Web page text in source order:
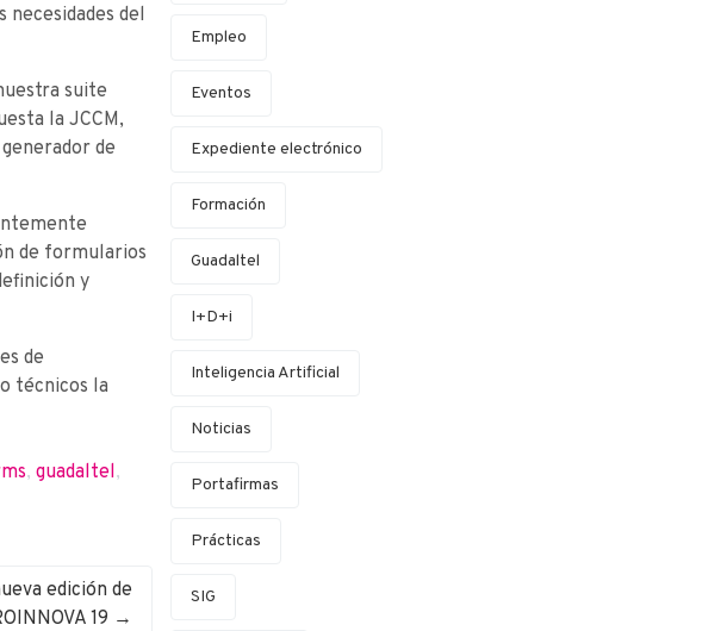
necesidades del
suite
la JCCM,
de
de formularios
y
de
técnicos la
, guadaltel,
edición de
19
Empleo
Eventos
Expediente electrónico
Formación
Guadaltel
I+D+i
Inteligencia Artificial
Noticias
Portafirmas
Prácticas
SIG